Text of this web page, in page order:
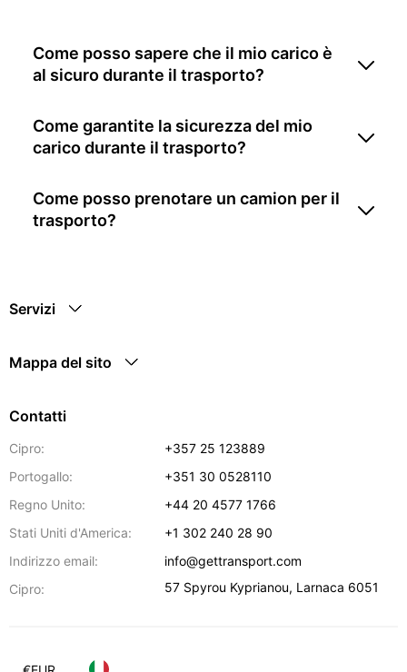
Come posso sapere che il mio carico è
al sicuro durante il trasporto?
Come garantite la sicurezza del mio
carico durante il trasporto?
Come posso prenotare un camion per il
trasporto?
Servizi
Mappa del sito
Contatti
Cipro:
+357 25 123889
Portogallo:
+351 30 0528110
Regno Unito:
+44 20 4577 1766
Stati Uniti d'America:
+1 302 240 28 90
Indirizzo email:
info@gettransport.com
Cipro:
57 Spyrou Kyprianou, Larnaca 6051